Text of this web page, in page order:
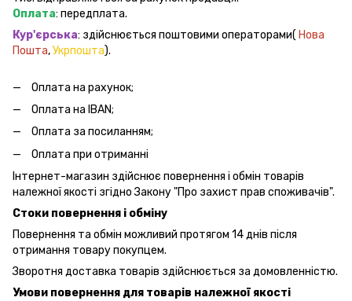
Оплата: передплата.
Кур'єрська: здійснюється поштовими операторами( Нова
Пошта,Укрпошта).
Оплата на рахунок;
Оплата на IBAN;
Оплата за посиланням;
Оплата при отриманні
Інтернет-магазин здійснює повернення і обмін товарів
належної якості згідно Закону "Про захист прав споживачів".
Стоки повернення і обміну
Повернення та обмін можливий протягом 14 днів після
отримання товару покупцем.
Зворотня доставка товарів здійснюється за домовленністю.
Умови повернення для товарів належної якості